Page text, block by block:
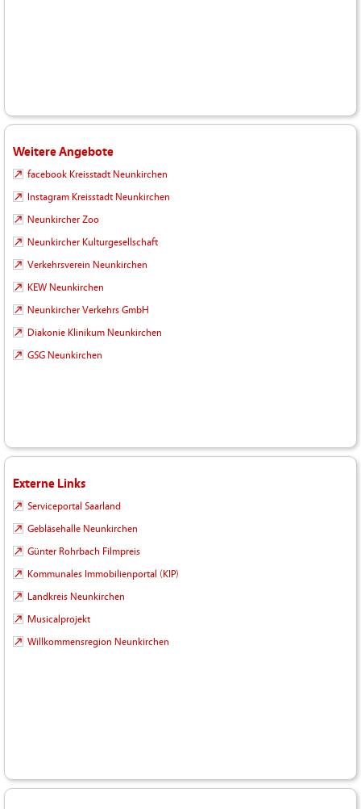
Weitere Angebote
facebook Kreisstadt Neunkirchen
Instagram Kreisstadt Neunkirchen
Neunkircher Zoo
Neunkircher Kulturgesellschaft
Verkehrsverein Neunkirchen
KEW Neunkirchen
Neunkircher Verkehrs GmbH
Diakonie Klinikum Neunkirchen
GSG Neunkirchen
Externe Links
Serviceportal Saarland
Gebläsehalle Neunkirchen
Günter Rohrbach Filmpreis
Kommunales Immobilienportal (KIP)
Landkreis Neunkirchen
Musicalprojekt
Willkommensregion Neunkirchen